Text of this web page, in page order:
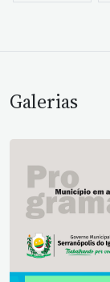
Galerias